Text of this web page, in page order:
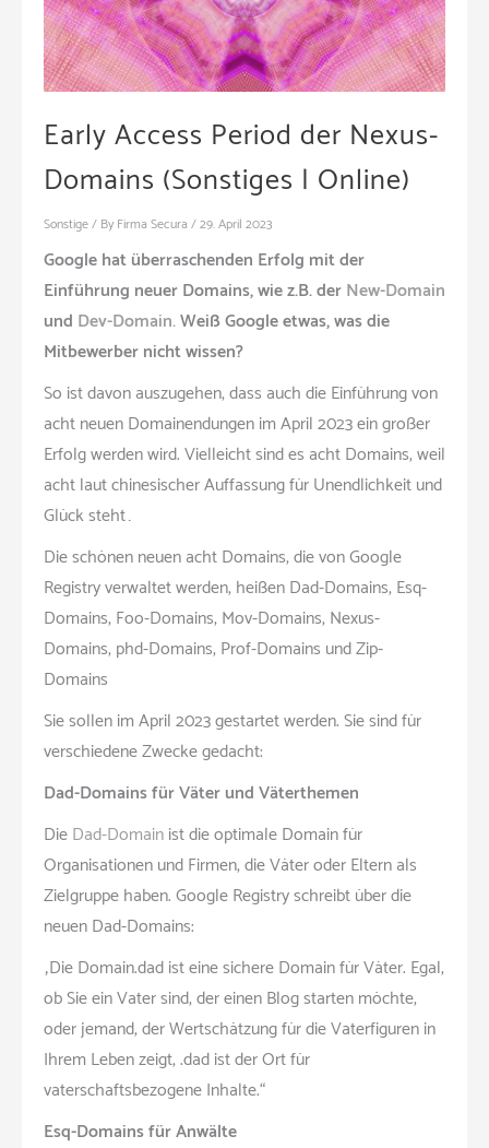
Early Access Period der Nexus-
Domains (Sonstiges | Online)
Sonstige/ By Firma Secura /29. April 2023
Google hat überraschenden Erfolg mit der
Einführung neuer Domains, wie z.B. derNew-Domain
und Dev-Domain.Weiß Google etwas, was die
Mitbewerber nicht wissen?
So ist davon auszugehen, dass auch die Einführung von
acht neuen Domainendungen im April 2023 ein großer
Erfolg werden wird. Vielleicht sind es acht Domains, weil
acht laut chinesischer Auffassung für Unendlichkeit und
Glück steht…
Die schönen neuen acht Domains, die von Google
Registry verwaltet werden, heißen Dad-Domains, Esq-
Domains, Foo-Domains, Mov-Domains, Nexus-
Domains, phd-Domains, Prof-Domains und Zip-
Domains
Sie sollen im April 2023 gestartet werden. Sie sind für
verschiedene Zwecke gedacht:
Dad-Domains für Väter und Väterthemen
DieDad-Domainist die optimale Domain für
Organisationen und Firmen, die Väter oder Eltern als
Zielgruppe haben. Google Registry schreibt über die
neuen Dad-Domains:
„Die Domain.dad ist eine sichere Domain für Väter. Egal,
ob Sie ein Vater sind, der einen Blog starten möchte,
oder jemand, der Wertschätzung für die Vaterfiguren in
Ihrem Leben zeigt, .dad ist der Ort für
vaterschaftsbezogene Inhalte.“
Esq-Domains für Anwälte